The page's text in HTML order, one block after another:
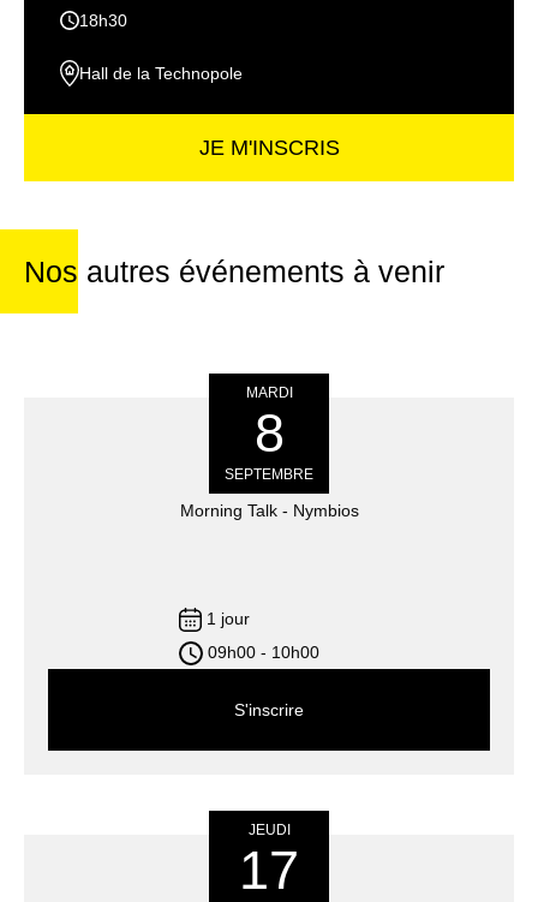
18h30
Hall de la Technopole
JE M'INSCRIS
Nos autres événements à venir
MARDI
8
SEPTEMBRE
Morning Talk - Nymbios
1 jour
09h00 - 10h00
S'inscrire
JEUDI
17